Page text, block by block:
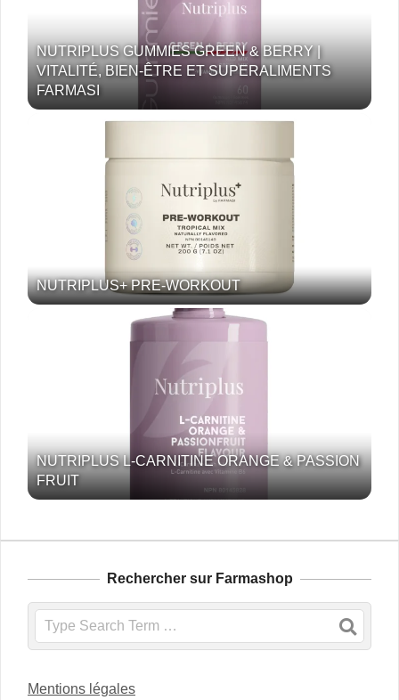
NUTRIPLUS GUMMIES GREEN & BERRY |
VITALITÉ, BIEN-ÊTRE ET SUPERALIMENTS
FARMASI
NUTRIPLUS+ PRE-WORKOUT
NUTRIPLUS L-CARNITINE ORANGE & PASSION
FRUIT
Rechercher sur Farmashop
Search
Mentions légales